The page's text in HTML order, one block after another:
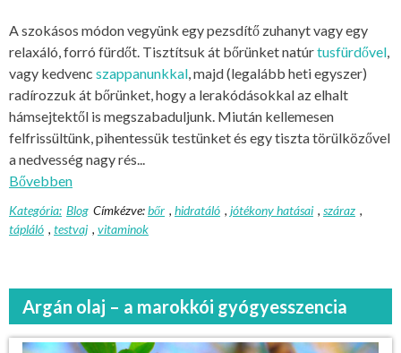
A szokásos módon vegyünk egy pezsdítő zuhanyt vagy egy
relaxáló, forró fürdőt. Tisztítsuk át bőrünket natúrtusfürdővel,
vagy kedvenc szappanunkkal, majd (legalább heti egyszer)
radírozzuk át bőrünket, hogy a lerakódásokkal az elhalt
hámsejtektől is megszabaduljunk. Miután kellemesen
felfrissültünk, pihentessük testünket és egy tiszta törülközővel
a nedvesség nagy rés...
Bővebben
Kategória: Blog Címkézve:bőr , hidratáló , jótékony hatásai , száraz ,
tápláló , testvaj , vitaminok
Argán olaj – a marokkói gyógyesszencia